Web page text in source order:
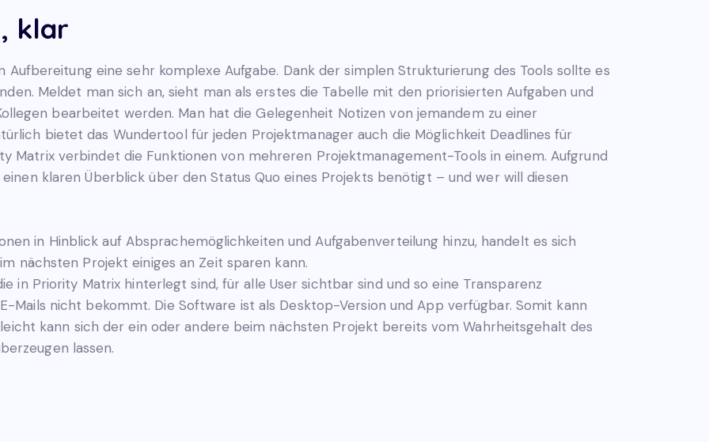
klar
eine sehr komplexe Aufgabe. Dank der simplen Strukturierung des Tools sollte es
Meldet man sich an, sieht man als erstes die Tabelle mit den priorisierten Aufgaben und
bearbeitet werden. Man hat die Gelegenheit Notizen von jemandem zu einer
bietet das Wundertool für jeden Projektmanager auch die Möglichkeit Deadlines für
Matrix verbindet die Funktionen von mehreren Projektmanagement-Tools in einem. Aufgrund
klaren Überblick über den Status Quo eines Projekts benötigt – und wer will diesen
in Hinblick auf Absprachemöglichkeiten und Aufgabenverteilung hinzu, handelt es sich
nächsten Projekt einiges an Zeit sparen kann.
in Priority Matrix hinterlegt sind, für alle User sichtbar sind und so eine Transparenz
Mails nicht bekommt. Die Software ist als Desktop-Version und App verfügbar. Somit kann
kann sich der ein oder andere beim nächsten Projekt bereits vom Wahrheitsgehalt des
lassen.